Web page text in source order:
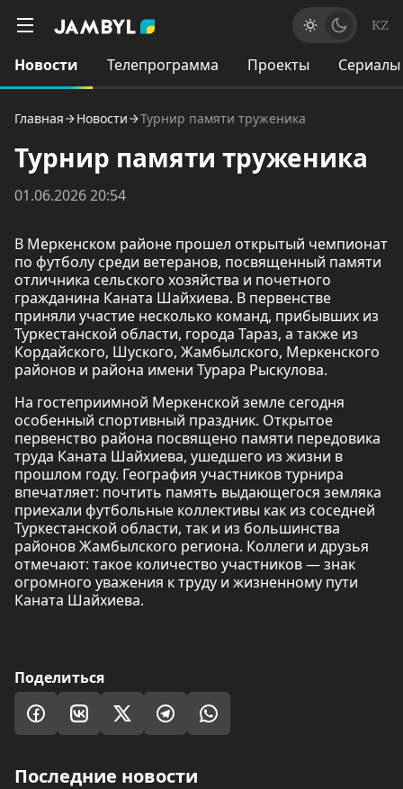
KZ
Новости Телепрограмма Проекты Сериалы
Главная Новости Турнир памяти труженика
Турнир памяти труженика
01.06.2026 20:54
В Меркенском районе прошел открытый чемпионат
по футболу среди ветеранов, посвященный памяти
отличника сельского хозяйства и почетного
гражданина Каната Шайхиева. В первенстве
приняли участие несколько команд, прибывших из
Туркестанской области, города Тараз, а также из
Кордайского, Шуского, Жамбылского, Меркенского
районов и района имени Турара Рыскулова.
На гостеприимной Меркенской земле сегодня
особенный спортивный праздник. Открытое
первенство района посвящено памяти передовика
труда Каната Шайхиева, ушедшего из жизни в
прошлом году. География участников турнира
впечатляет: почтить память выдающегося земляка
приехали футбольные коллективы как из соседней
Туркестанской области, так и из большинства
районов Жамбылского региона. Коллеги и друзья
отмечают: такое количество участников — знак
огромного уважения к труду и жизненному пути
Каната Шайхиева.
Поделиться
Последние новости